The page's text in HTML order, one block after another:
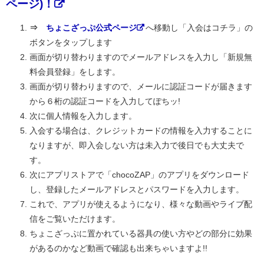
ページ)！
⇒ ちょこざっぷ公式ページ
へ移動し「入会はコチラ」の
ボタンをタップします
画面が切り替わりますのでメールアドレスを入力し「新規無
料会員登録」をします。
画面が切り替わりますので、メールに認証コードが届きます
から６桁の認証コードを入力してぽちッ!
次に個人情報を入力します。
入会する場合は、クレジットカードの情報を入力することに
なりますが、即入会しない方は未入力で後日でも大丈夫で
す。
次にアプリストアで「chocoZAP」のアプリをダウンロード
し、登録したメールアドレスとパスワードを入力します。
これで、アプリが使えるようになり、様々な動画やライブ配
信をご覧いただけます。
ちょこざっぷに置かれている器具の使い方やどの部分に効果
があるのかなど動画で確認も出来ちゃいますよ!!